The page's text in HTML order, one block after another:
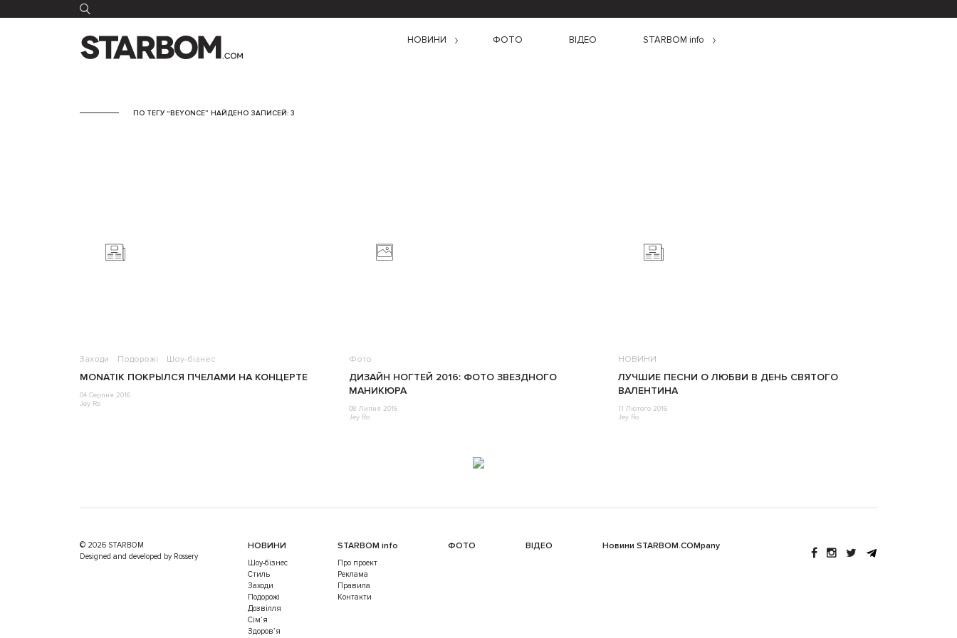
НОВИНИ ФОТО ВІДЕО STARBOM info
ПО ТЕГУ “BEYONCE” НАЙДЕНО ЗАПИСЕЙ: 3
Заходи Подорожі Шоу-бізнес
MONATIK ПОКРЫЛСЯ ПЧЕЛАМИ НА КОНЦЕРТЕ
04 Серпня 2016
Jey Ro
Фото
ДИЗАЙН НОГТЕЙ 2016: ФОТО ЗВЕЗДНОГО
МАНИКЮРА
08 Липня 2016
Jey Ro
НОВИНИ
ЛУЧШИЕ ПЕСНИ О ЛЮБВИ В ДЕНЬ СВЯТОГО
ВАЛЕНТИНА
11 Лютого 2016
Jey Ro
© 2026 STARBOM
Designed and developed by Rossery
НОВИНИ
Шоу-бізнес
Стиль
Заходи
Подорожі
Дозвілля
Cім’я
Здоров’я
STARBOM info
Про проект
Реклама
Правила
Контакти
ФОТО ВІДЕО Новини STARBOM.COMpany